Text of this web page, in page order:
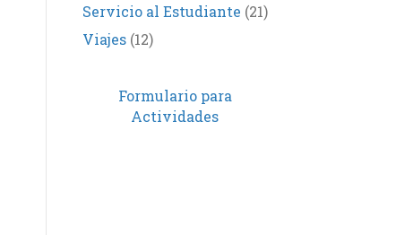
Servicio al Estudiante (21)
Viajes(12)
Formulario para
Actividades